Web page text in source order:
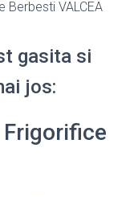
Berbesti VALCEA
gasita si
jos: